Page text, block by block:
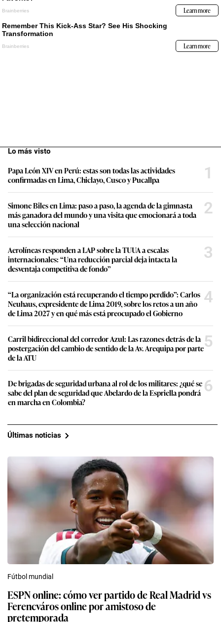
Lo más visto
Papa León XIV en Perú: estas son todas las actividades
confirmadas en Lima, Chiclayo, Cusco y Pucallpa
1
Simone Biles en Lima: paso a paso, la agenda de la gimnasta
más ganadora del mundo y una visita que emocionará a toda
una selección nacional
2
Aerolíneas responden a LAP sobre la TUUA a escalas
internacionales: “Una reducción parcial deja intacta la
desventaja competitiva de fondo”
3
“La organización está recuperando el tiempo perdido”: Carlos
Neuhaus, expresidente de Lima 2019, sobre los retos a un año
de Lima 2027 y en qué más está preocupado el Gobierno
4
Carril bidireccional del corredor Azul: Las razones detrás de la
postergación del cambio de sentido de la Av. Arequipa por parte
de la ATU
5
De brigadas de seguridad urbana al rol de los militares: ¿qué se
sabe del plan de seguridad que Abelardo de la Espriella pondrá
en marcha en Colombia?
6
Últimas noticias
Fútbol mundial
ESPN online: cómo ver partido de Real Madrid vs
Ferencváros online por amistoso de
pretemporada